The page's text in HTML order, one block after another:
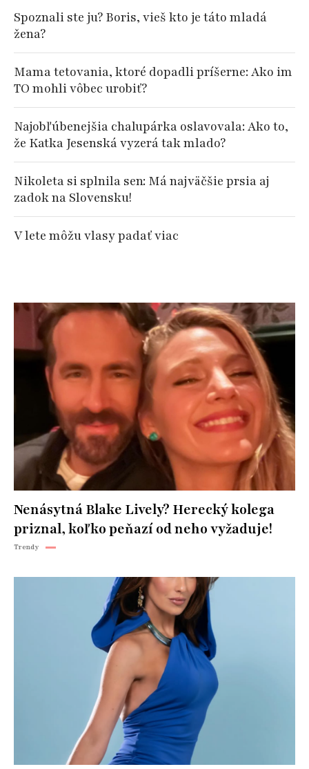
Spoznali ste ju? Boris, vieš kto je táto mladá
žena?
Mama tetovania, ktoré dopadli príšerne: Ako im
TO mohli vôbec urobiť?
Najobľúbenejšia chalupárka oslavovala: Ako to,
že Katka Jesenská vyzerá tak mlado?
Nikoleta si splnila sen: Má najväčšie prsia aj
zadok na Slovensku!
V lete môžu vlasy padať viac
Nenásytná Blake Lively? Herecký kolega
priznal, koľko peňazí od neho vyžaduje!
Trendy